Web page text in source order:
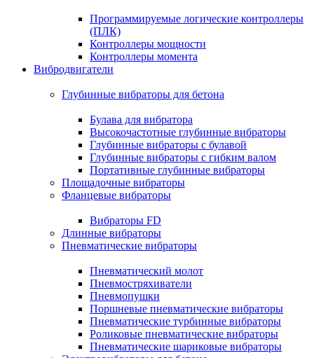
Программируемые логические контроллеры
(ПЛК)
Контроллеры мощности
Контроллеры момента
Вибродвигатели
Глубинные вибраторы для бетона
Булава для вибратора
Высокочастотные глубинные вибраторы
Глубинные вибраторы с булавой
Глубинные вибраторы с гибким валом
Портативные глубинные вибраторы
Площадочные вибраторы
Фланцевые вибраторы
Вибраторы FD
Длинные вибраторы
Пневматические вибраторы
Пневматический молот
Пневмостряхиватели
Пневмопушки
Поршневые пневматические вибраторы
Пневматические турбинные вибраторы
Роликовые пневматические вибраторы
Пневматические шариковые вибраторы